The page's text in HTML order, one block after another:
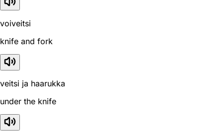
voiveitsi
knife and fork
veitsi ja haarukka
under the knife